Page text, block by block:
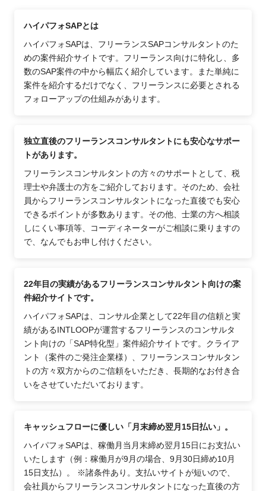
ハイパフォSAPとは
ハイパフォSAPは、フリーランスSAPコンサルタントのた
めの案件紹介サイトです。フリーランス向けに特化し、多
数のSAP案件の中から幅広く紹介しています。また単純に
案件を紹介するだけでなく、フリーランスに必要とされる
フォローアップの仕組みがあります。
独立直後のフリーランスコンサルタントにも安心なサポー
トがあります。
フリーランスコンサルタントの方々のサポートとして、税
理士や弁護士の方をご紹介しております。そのため、会社
員からフリーランスコンサルタントになった直後でも安心
できるポイントが多数あります。その他、士業の方へ相談
しにくい事項等、コーディネーターがご相談に乗りますの
で、なんでもお申し付けください。
22年目の実績があるフリーランスコンサルタント向けの案
件紹介サイトです。
ハイパフォSAPは、コンサル企業として22年目の信頼と実
績があるINTLOOPが運営するフリーランスのコンサルタ
ント向けの「SAP特化型」案件紹介サイトです。クライア
ント（案件のご発注企業様）、フリーランスコンサルタン
トの方々双方からのご信頼をいただき、長期的なお付き合
いをさせていただいております。
キャッシュフローに優しい「月末締め翌月15日払い」。
ハイパフォSAPは、稼働月当月末締め翌月15日にお支払い
いたします（例：稼働月が9月の場合、9月30日締め10月
15日支払）。 ※諸条件あり。支払いサイトが短いので、
会社員からフリーランスコンサルタントになった直後の方